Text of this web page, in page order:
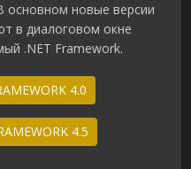
основном новые версии
в диалоговом окне
.NET Framework.
4.0
4.5